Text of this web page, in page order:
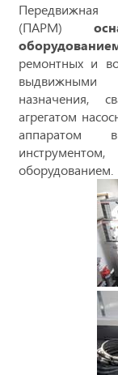
(ПАРМ)
ремонтных и
выдвижными
назначения,
агрегатом
аппаратом
оборудованием.